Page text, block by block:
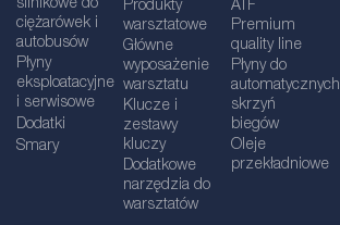
silnikowe do
ciężarówek i
autobusów
Płyny
eksploatacyjne
i serwisowe
Dodatki
Smary
Produkty
warsztatowe
Główne
wyposażenie
warsztatu
Klucze i
zestawy
kluczy
Dodatkowe
narzędzia do
warsztatów
ATF
Premium
quality line
Płyny do
automatycznych
skrzyń
biegów
Oleje
przekładniowe